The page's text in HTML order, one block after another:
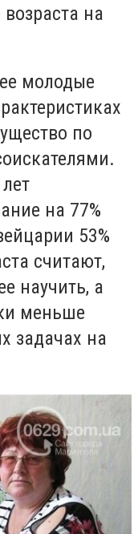
на
молодые
по
на 77%
53%
считают,
научить, а
меньше
задачах на